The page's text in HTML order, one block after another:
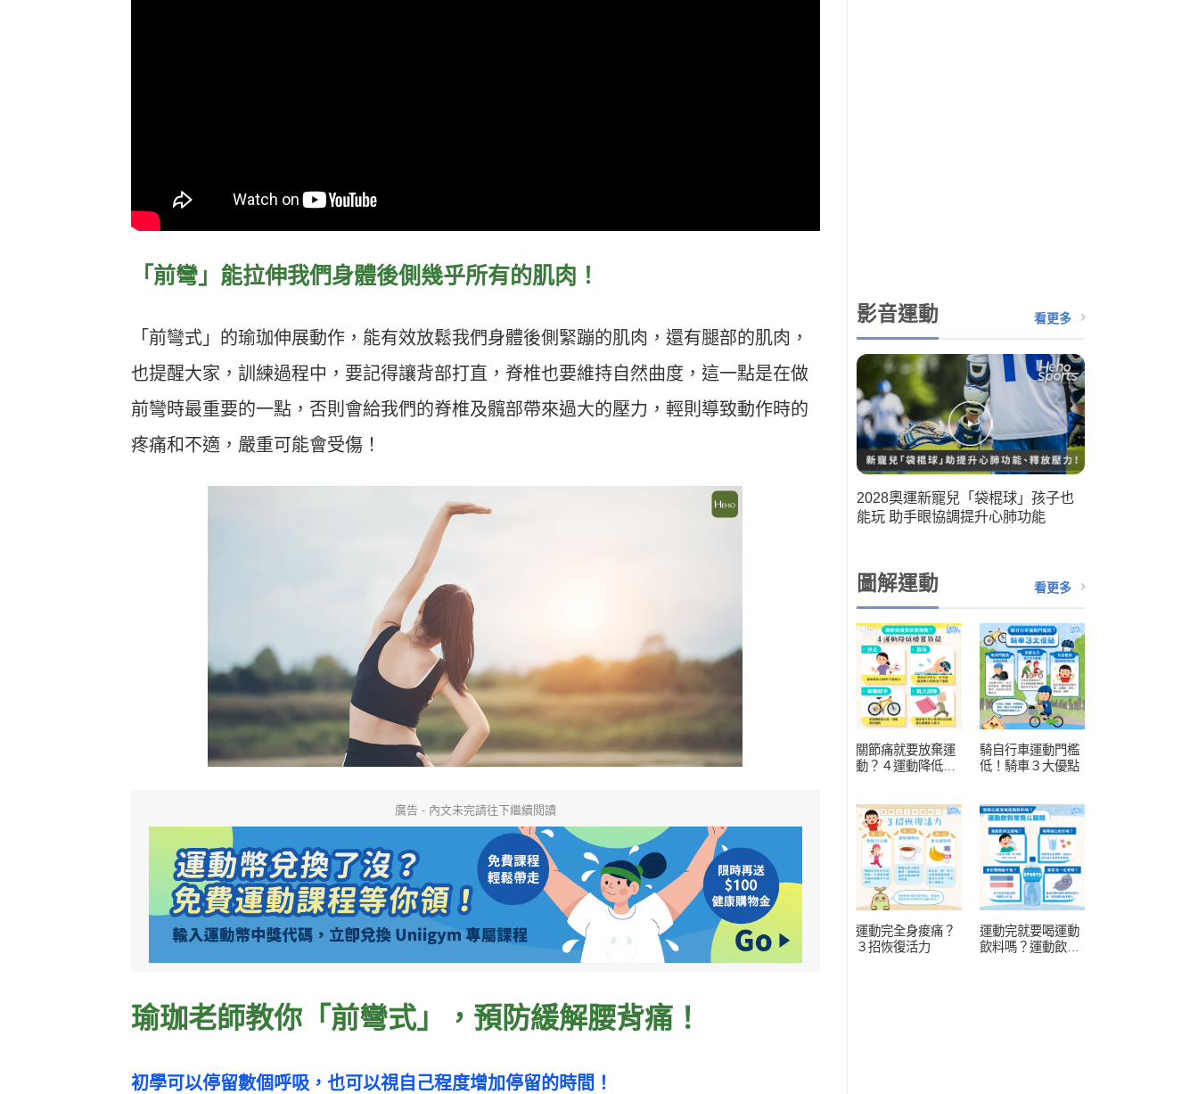
「前彎」能拉伸我們身體後側 幾乎所有的肌肉！
「前彎式」的瑜珈伸展動作，能有效放鬆我們身體後側緊蹦的肌肉，還有腿部的肌肉，
也提醒大家，訓練過程中，要記得讓背部打直，脊椎也要維持自然曲度，這一點是在做
前彎時最重要的一點，否則會給我們的脊椎及髖部帶來過大的壓力，輕則導致動作時的
疼痛和不適，嚴重可能會受傷！
廣告 - 內文未完請往下繼續閱讀
瑜珈老師教你「 前彎式」，預防緩解腰背痛 ！
初學可以停留數個呼吸，也可以視自己程度增加停留的時間！
影音運動 看更多
2028奧運新寵兒「袋棍球」孩子也
能玩 助手眼協調提升心肺功能
Heho運動科技大調查｜科技體適能
檢測是什麼？體育署「運動企業認
證」逾千家企業響應
Heho運動科技大調查｜214 萬筆運
動數據揭密！數據應用促進國人健
圖解運動 看更多
關節痛就要放棄運
動？４運動降低膝
騎自行車運動門檻
低！騎車３大優點
運動完全身痠痛？
３招恢復活力
運動完就要喝運動
飲料嗎？運動飲料